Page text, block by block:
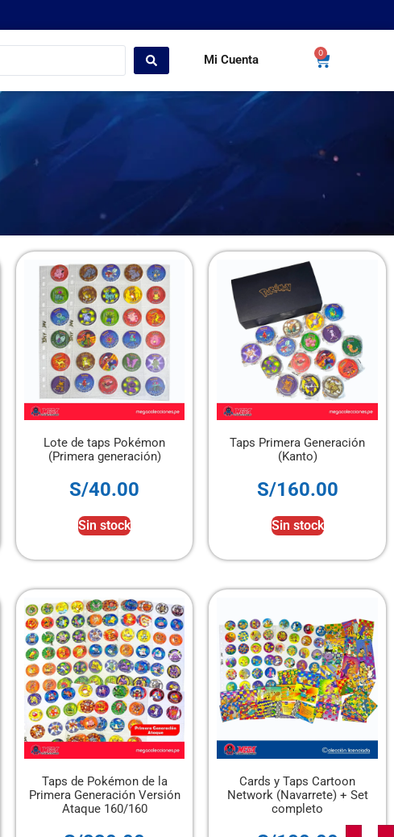
Mi Cuenta
0
Lote de taps Pokémon
(Primera generación)
S/40.00
Sin stock
Taps Primera Generación
(Kanto)
S/160.00
Sin stock
Taps de Pokémon de la
Primera Generación Versión
Ataque 160/160
Cards y Taps Cartoon
Network (Navarrete) + Set
completo